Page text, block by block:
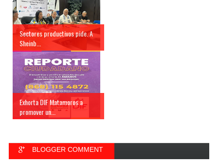
Sectores productivos pide. A
Sheinb...
Exhorta DIF Matamoros a
promover un...
BLOGGER COMMENT